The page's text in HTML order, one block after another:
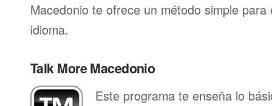
Macedonio te ofrece un método simple
idioma.
Talk More Macedonio
Este programa te enseña lo